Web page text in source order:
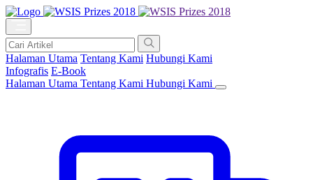
Halaman Utama Tentang Kami Hubungi Kami
Infografis E-Book
Halaman Utama Tentang Kami Hubungi Kami